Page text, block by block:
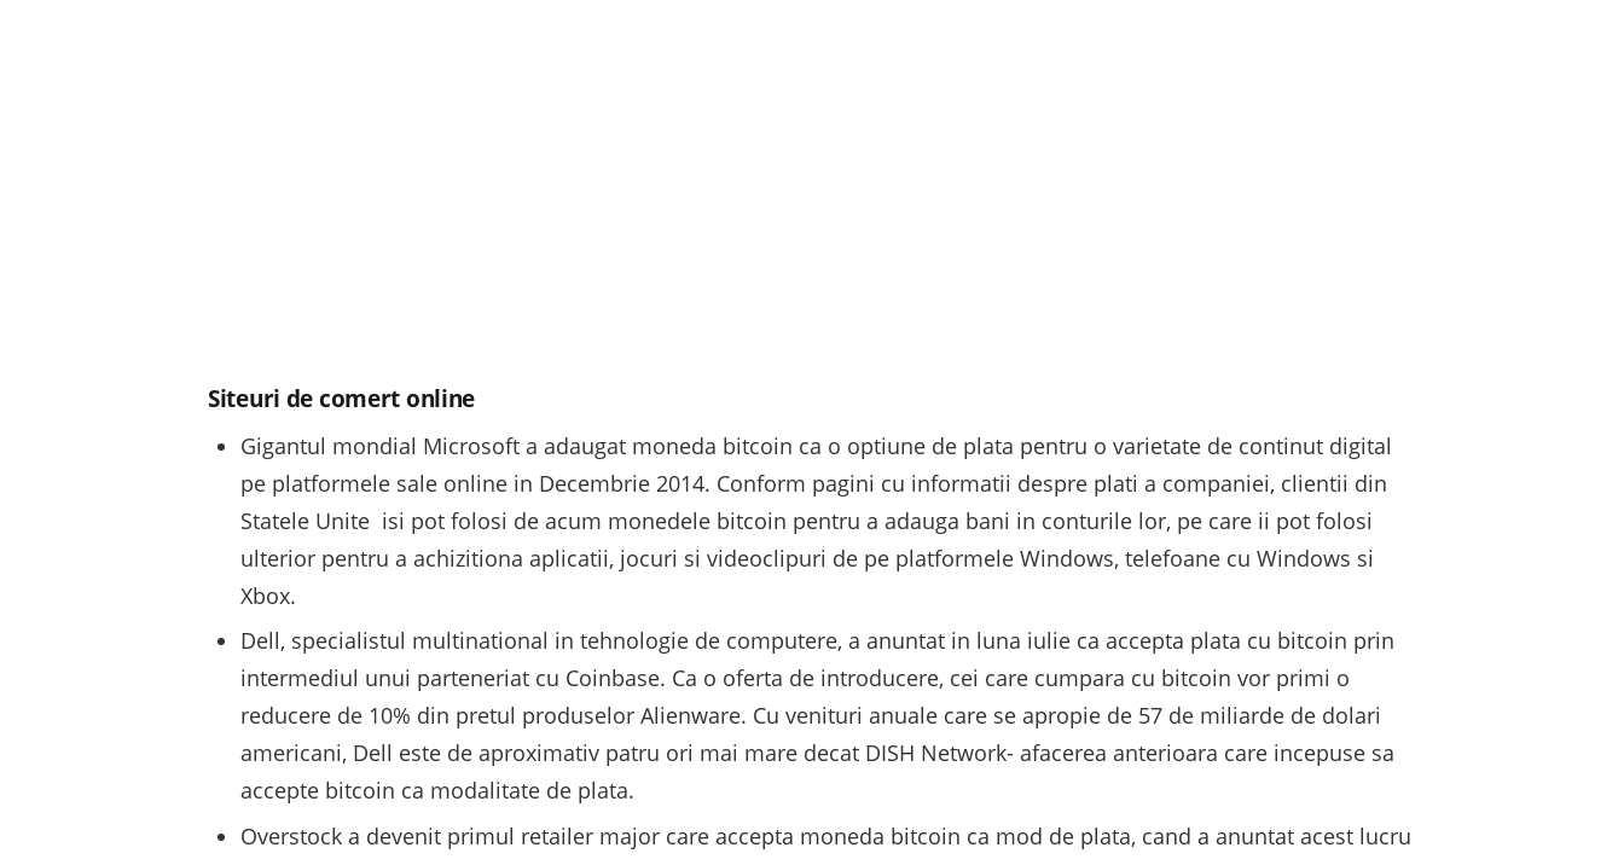
Siteuri de comert online
Gigantul mondial Microsoft a adaugat moneda bitcoin ca o optiune de plata pentru o varietate de continut digital
pe platformele sale online in Decembrie 2014. Conform pagini cu informatii despre plati a companiei, clientii din
Statele Unite isi pot folosi de acum monedele bitcoin pentru a adauga bani in conturile lor, pe care ii pot folosi
ulterior pentru a achizitiona aplicatii, jocuri si videoclipuri de pe platformele Windows, telefoane cu Windows si
Xbox.
Dell, specialistul multinational in tehnologie de computere, a anuntat in luna iulie ca accepta plata cu bitcoin prin
intermediul unui parteneriat cu Coinbase. Ca o oferta de introducere, cei care cumpara cu bitcoin vor primi o
reducere de 10% din pretul produselor Alienware. Cu venituri anuale care se apropie de 57 de miliarde de dolari
americani, Dell este de aproximativ patru ori mai mare decat DISH Network- afacerea anterioara care incepuse sa
accepte bitcoin ca modalitate de plata.
Overstock a devenit primul retailer major care accepta moneda bitcoin ca mod de plata, cand a anuntat acest lucru